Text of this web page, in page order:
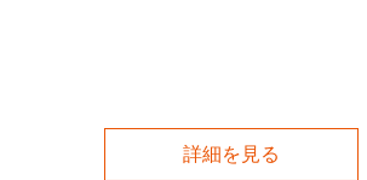
詳細を見る